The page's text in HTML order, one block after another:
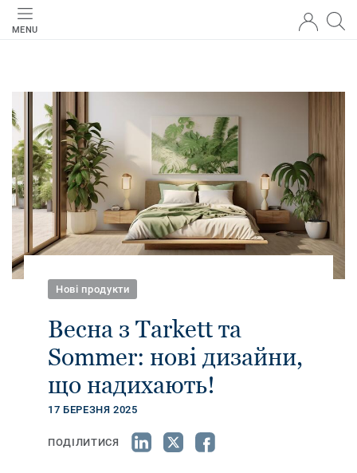
MENU
Нові продукти
Весна з Tarkett та
Sommer: нові дизайни,
що надихають!
17 БЕРЕЗНЯ 2025
ПОДІЛИТИСЯ